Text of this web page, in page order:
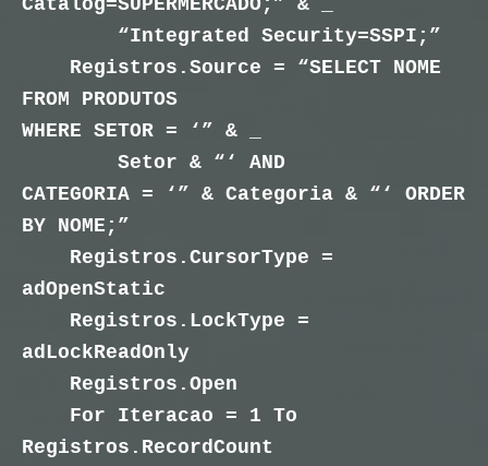
“Integrated Security=SSPI;”
Registros.Source = “SELECT NOME
FROM PRODUTOS
WHERE SETOR = ‘” & _
Setor & “‘ AND
CATEGORIA = ‘” & Categoria & “‘ ORDER
BY NOME;”
Registros.CursorType =
adOpenStatic
Registros.LockType =
adLockReadOnly
Registros.Open
For Iteracao = 1 To
Registros.RecordCount